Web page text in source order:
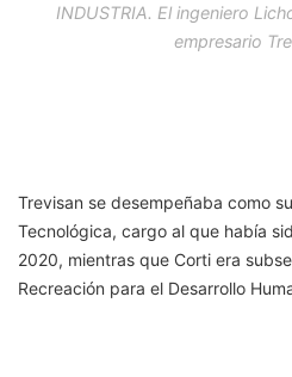
INDUSTRIA. El ingeniero
empresario
Trevisan se desempeñaba como
Tecnológica, cargo al que había
2020, mientras que Corti era
Recreación para el Desarrollo